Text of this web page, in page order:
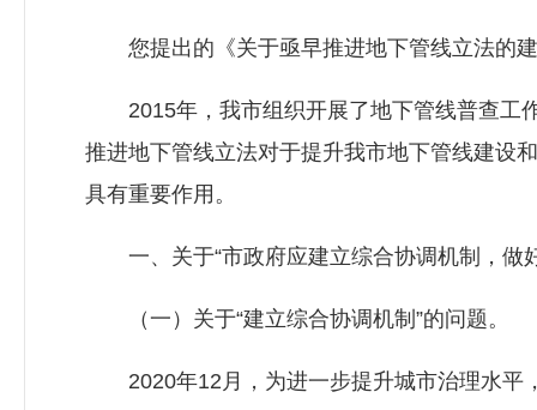
您提出的《关于亟早推进地下管线立法的建
2015年，我市组织开展了地下管线普查工作
推进地下管线立法对于提升我市地下管线建设
具有重要作用。
一、关于“市政府应建立综合协调机制，做
（一）关于“建立综合协调机制”的问题。
2020年12月，为进一步提升城市治理水平